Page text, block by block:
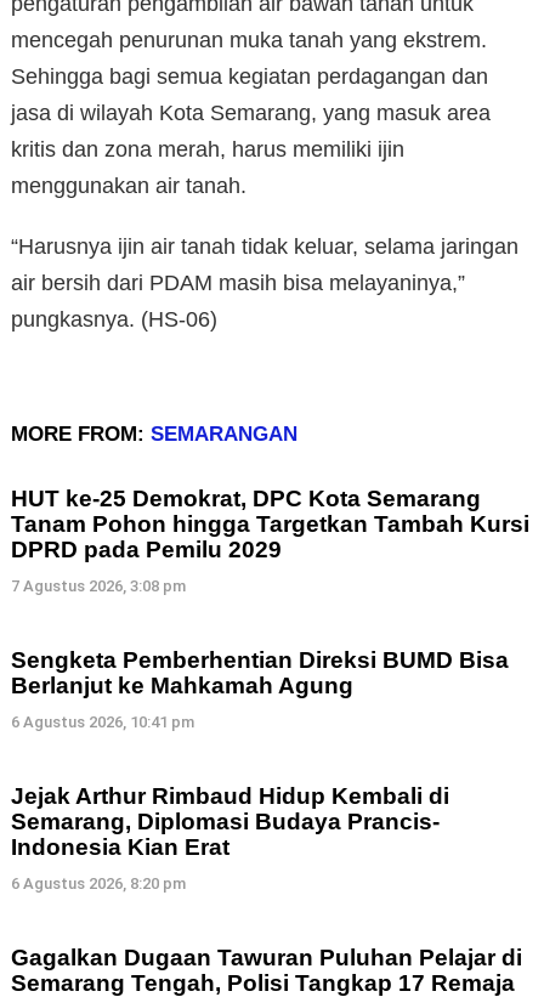
mencegah penurunan muka tanah yang ekstrem.
Sehingga bagi semua kegiatan perdagangan dan
jasa di wilayah Kota Semarang, yang masuk area
kritis dan zona merah, harus memiliki ijin
menggunakan air tanah.
“Harusnya ijin air tanah tidak keluar, selama jaringan
air bersih dari PDAM masih bisa melayaninya,”
pungkasnya. (HS-06)
MORE FROM: SEMARANGAN
HUT ke-25 Demokrat, DPC Kota Semarang
Tanam Pohon hingga Targetkan Tambah Kursi
DPRD pada Pemilu 2029
7 Agustus 2026, 3:08 pm
Sengketa Pemberhentian Direksi BUMD Bisa
Berlanjut ke Mahkamah Agung
6 Agustus 2026, 10:41 pm
Jejak Arthur Rimbaud Hidup Kembali di
Semarang, Diplomasi Budaya Prancis-
Indonesia Kian Erat
6 Agustus 2026, 8:20 pm
Gagalkan Dugaan Tawuran Puluhan Pelajar di
Semarang Tengah, Polisi Tangkap 17 Remaja